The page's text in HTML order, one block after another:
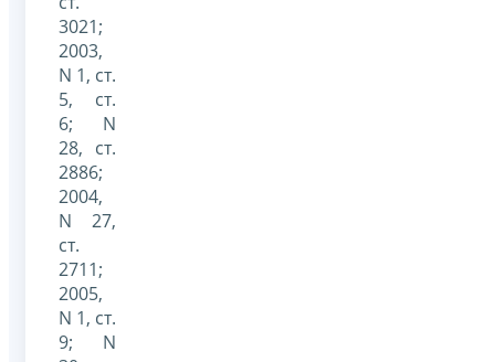
3021;
2003,
N 1, ст.
5, ст.
6; N
28, ст.
2886;
2004,
N 27,
ст.
2711;
2005,
N 1, ст.
9; N